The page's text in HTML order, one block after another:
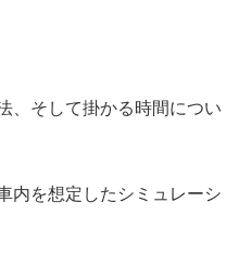
、そして掛かる時間につい
内を想定したシミュレーシ